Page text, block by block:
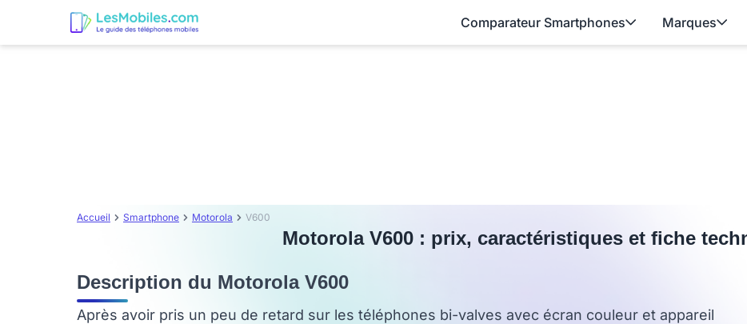
Comparateur Smartphones Marques
Accueil Smartphone Motorola V600
Motorola V600 : prix, caractéristiques et fiche
Description du Motorola V600
Après avoir pris un peu de retard sur les téléphones bi-valves avec écran couleur et appareil